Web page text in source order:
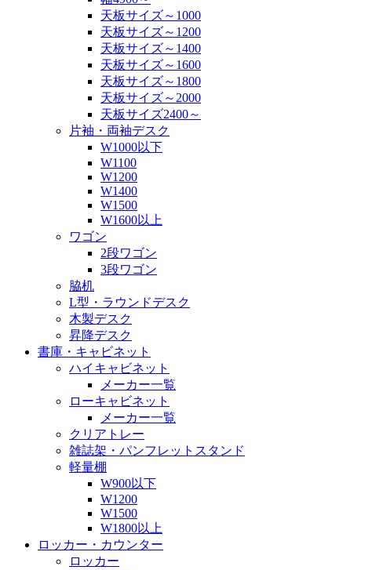
天板サイズ～1000
天板サイズ～1200
天板サイズ～1400
天板サイズ～1600
天板サイズ～1800
天板サイズ～2000
天板サイズ2400～
片袖・両袖デスク
W1000以下
W1100
W1200
W1400
W1500
W1600以上
ワゴン
2段ワゴン
3段ワゴン
脇机
L型・ラウンドデスク
木製デスク
昇降デスク
書庫・キャビネット
ハイキャビネット
メーカー一覧
ローキャビネット
メーカー一覧
クリアトレー
雑誌架・パンフレットスタンド
軽量棚
W900以下
W1200
W1500
W1800以上
ロッカー・カウンター
ロッカー